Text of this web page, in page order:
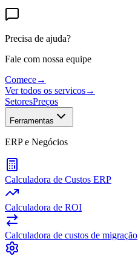
Precisa de ajuda?
Fale com nossa equipe
Comece→
Ver todos os servicos→
SetoresPreços
Ferramentas
ERP e Negócios
Calculadora de Custos ERP
Calculadora de ROI
Calculadora de custos de migração